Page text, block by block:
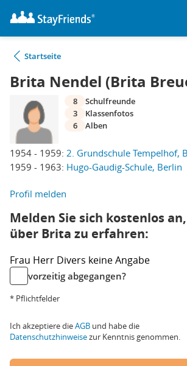
Startseite
Brita Nendel (Brita
1954 - 1959: 2. Grundschule Tempelhof,
1959 - 1963: Hugo-Gaudig-Schule, Berlin
8
Schulfreunde
3
Klassenfotos
6
Alben
Profil melden
Melden Sie sich kostenlos
über Brita zu erfahren:
Frau Herr Divers keine Angabe
vorzeitig abgegangen?
* Pflichtfelder
Ich akzeptiere dieAGB und habe die
Datenschutzhinweisezur Kenntnis genommen.